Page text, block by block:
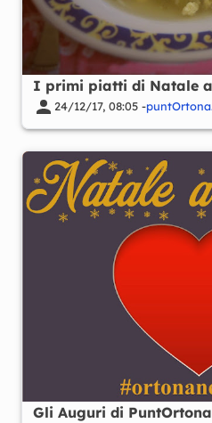
I primi piatti di Natale
24/12/17, 08:05 -
Gli Auguri di PuntOrtona